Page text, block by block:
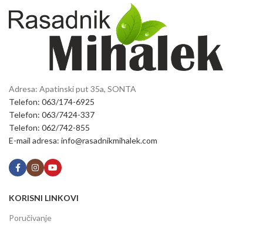
Adresa: Apatinski put 35a, SONTA
Telefon: 063/174-6925
Telefon: 063/7424-337
Telefon: 062/742-855
E-mail adresa: info@rasadnikmihalek.com
KORISNI LINKOVI
Poručivanje